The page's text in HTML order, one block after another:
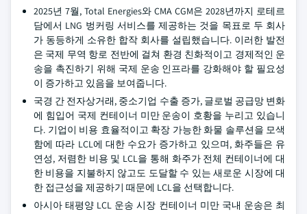
2025년 7월, Total Energies와 CMA CGM은 2028년까지 로테르
담에서 LNG 벙커링 서비스를 제공하는 것을 목표로 두 회사
가 동등하게 소유한 합작 회사를 설립했습니다. 이러한 발전
은 국제 무역 항로 전반에 걸쳐 환경 친화적이고 경제적인 운
송을 촉진하기 위해 국제 운송 인프라를 강화해야 할 필요성
이 증가하고 있음을 보여줍니다.
국경 간 전자상거래, 중소기업 수출 증가, 글로벌 공급망 변화
에 힘입어 국제 컨테이너 미만 운송이 호황을 누리고 있습니
다. 기업이 비용 효율적이고 확장 가능한 화물 솔루션을 모색
함에 따라 LCL에 대한 수요가 증가하고 있으며, 화주들은 유
연성, 저렴한 비용 및 LCL을 통해 화주가 전체 컨테이너에 대
한 비용을 지불하지 않고도 도달할 수 있는 새로운 시장에 대
한 접근성을 제공하기 때문에 LCL을 선택합니다.
아시아 태평양 LCL 운송 시장 컨테이너 미만 국내 운송은 최